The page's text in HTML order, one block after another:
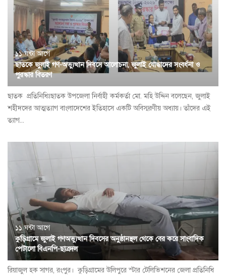
১১ ঘন্টা আগে
ছাতকে জুলাই গণ-অভ্যুত্থান দিবসে আলোচনা, জুলাই যোদ্ধাদের সংবর্ধনা ও
পুরস্কার বিতরণ
ছাতক প্রতি‌নি‌ধিঃছাতক উপজেলা নির্বাহী কর্মকর্তা মো. মহি উদ্দিন বলেছেন, জুলাই
শহীদদের আত্মত্যাগ বাংলাদেশের ইতিহাসে একটি অবিস্মরণীয় অধ্যায়। তাঁদের এই
ত্যাগ...
১১ ঘন্টা আগে
কুড়িগ্রামে জুলাই গণঅভ্যুত্থান দিবসের অনুষ্ঠানস্থল থেকে বের করে সাংবাদিক
পেটালো বিএনপি-ছাত্রদল
রিয়াজুল হক সাগর, রংপুর। কুড়িগ্রামের উলিপুরে স্টার টেলিভিশনের জেলা প্রতিনিধি